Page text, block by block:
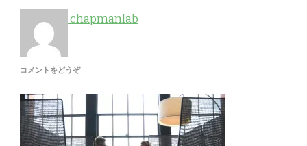
chapmanlab
コメントをどうぞ(SERVICES-